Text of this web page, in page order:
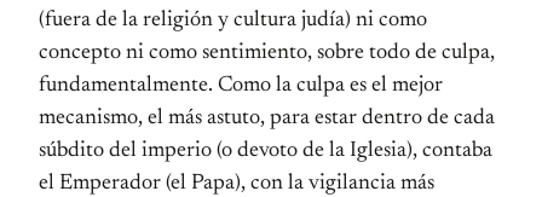
(fuera de la religión y cultura judía) ni como
concepto ni como sentimiento, sobre todo de culpa,
fundamentalmente. Como la culpa es el mejor
mecanismo, el más astuto, para estar dentro de cada
súbdito del imperio (o devoto de la Iglesia), contaba
el Emperador (el Papa), con la vigilancia más